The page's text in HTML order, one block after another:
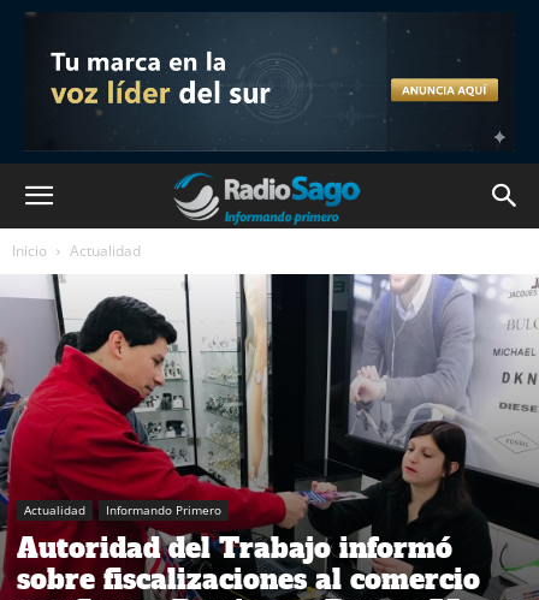
Inicio Actualidad
Actualidad Informando Primero
Autoridad del Trabajo informó
sobre fiscalizaciones al comercio